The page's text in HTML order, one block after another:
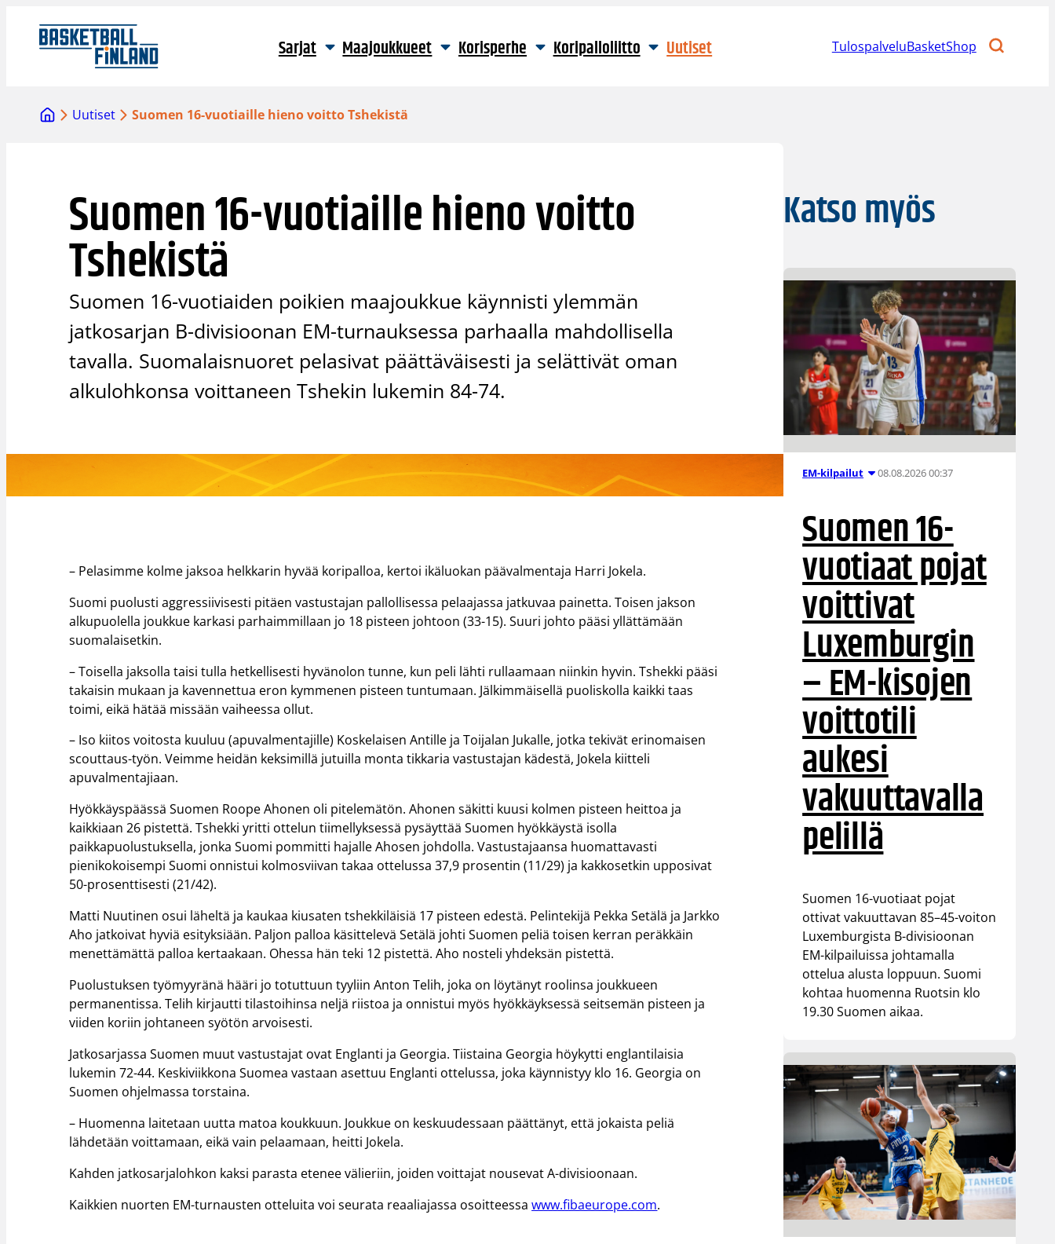
sisältöön
Sarjat Maajoukkueet Korisperhe Koripalloliitto Uutiset TulospalveluBasketShop
Uutiset Suomen 16-vuotiaille hieno voitto Tshekistä
Suomen 16-vuotiaille hieno voitto
Tshekistä
Suomen 16-vuotiaiden poikien maajoukkue käynnisti ylemmän
jatkosarjan B-divisioonan EM-turnauksessa parhaalla mahdollisella
tavalla. Suomalaisnuoret pelasivat päättäväisesti ja selättivät oman
alkulohkonsa voittaneen Tshekin lukemin 84-74.
– Pelasimme kolme jaksoa helkkarin hyvää koripalloa, kertoi ikäluokan päävalmentaja Harri Jokela.
Suomi puolusti aggressiivisesti pitäen vastustajan pallollisessa pelaajassa jatkuvaa painetta. Toisen jakson
alkupuolella joukkue karkasi parhaimmillaan jo 18 pisteen johtoon (33-15). Suuri johto pääsi yllättämään
suomalaisetkin.
– Toisella jaksolla taisi tulla hetkellisesti hyvänolon tunne, kun peli lähti rullaamaan niinkin hyvin. Tshekki pääsi
takaisin mukaan ja kavennettua eron kymmenen pisteen tuntumaan. Jälkimmäisellä puoliskolla kaikki taas
toimi, eikä hätää missään vaiheessa ollut.
– Iso kiitos voitosta kuuluu (apuvalmentajille) Koskelaisen Antille ja Toijalan Jukalle, jotka tekivät erinomaisen
scouttaus-työn. Veimme heidän keksimillä jutuilla monta tikkaria vastustajan kädestä, Jokela kiitteli
apuvalmentajiaan.
Hyökkäyspäässä Suomen Roope Ahonen oli pitelemätön. Ahonen säkitti kuusi kolmen pisteen heittoa ja
kaikkiaan 26 pistettä. Tshekki yritti ottelun tiimellyksessä pysäyttää Suomen hyökkäystä isolla
paikkapuolustuksella, jonka Suomi pommitti hajalle Ahosen johdolla. Vastustajaansa huomattavasti
pienikokoisempi Suomi onnistui kolmosviivan takaa ottelussa 37,9 prosentin (11/29) ja kakkosetkin upposivat
50-prosenttisesti (21/42).
Matti Nuutinen osui läheltä ja kaukaa kiusaten tshekkiläisiä 17 pisteen edestä. Pelintekijä Pekka Setälä ja Jarkko
Aho jatkoivat hyviä esityksiään. Paljon palloa käsittelevä Setälä johti Suomen peliä toisen kerran peräkkäin
menettämättä palloa kertaakaan. Ohessa hän teki 12 pistettä. Aho nosteli yhdeksän pistettä.
Puolustuksen työmyyränä hääri jo totuttuun tyyliin Anton Telih, joka on löytänyt roolinsa joukkueen
permanentissa. Telih kirjautti tilastoihinsa neljä riistoa ja onnistui myös hyökkäyksessä seitsemän pisteen ja
viiden koriin johtaneen syötön arvoisesti.
Jatkosarjassa Suomen muut vastustajat ovat Englanti ja Georgia. Tiistaina Georgia höykytti englantilaisia
lukemin 72-44. Keskiviikkona Suomea vastaan asettuu Englanti ottelussa, joka käynnistyy klo 16. Georgia on
Suomen ohjelmassa torstaina.
– Huomenna laitetaan uutta matoa koukkuun. Joukkue on keskuudessaan päättänyt, että jokaista peliä
lähdetään voittamaan, eikä vain pelaamaan, heitti Jokela.
Kahden jatkosarjalohkon kaksi parasta etenee välieriin, joiden voittajat nousevat A-divisioonaan.
Kaikkien nuorten EM-turnausten otteluita voi seurata reaaliajassa osoitteessawww.fibaeurope.com.
Katso myös
EM-kilpailut 08.08.2026 00:37
Suomen 16-
vuotiaat pojat
voittivat
Luxemburgin
– EM-kisojen
voittotili
aukesi
vakuuttavalla
pelillä
Suomen 16-vuotiaat pojat
ottivat vakuuttavan 85–45-voiton
Luxemburgista B-divisioonan
EM-kilpailuissa johtamalla
ottelua alusta loppuun. Suomi
kohtaa huomenna Ruotsin klo
19.30 Suomen aikaa.